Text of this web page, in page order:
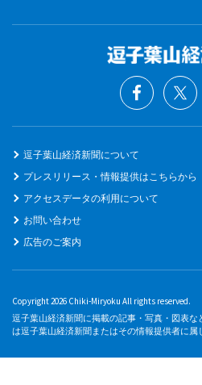
逗子葉山経済新聞について
プレスリリース・情報提供はこちらから
アクセスデータの利用について
お問い合わせ
広告のご案内
Copyright 2026 Chiki-Miryoku All rights reserved.
逗子葉山経済新聞に掲載の記事・写真・図表
は逗子葉山経済新聞またはその情報提供者に属